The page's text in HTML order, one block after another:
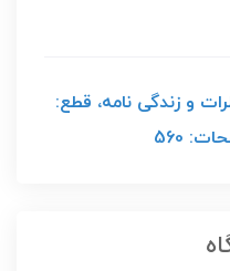
و زندگی نامه، قطع:
560